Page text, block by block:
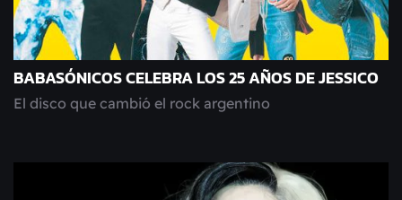
BABASÓNICOS CELEBRA LOS 25 AÑOS DE JESSICO
El disco que cambió el rock argentino